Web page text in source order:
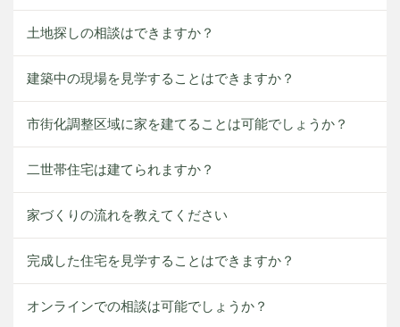
土地探しの相談はできますか？
建築中の現場を見学することはできますか？
市街化調整区域に家を建てることは可能でしょうか？
二世帯住宅は建てられますか？
家づくりの流れを教えてください
完成した住宅を見学することはできますか？
オンラインでの相談は可能でしょうか？